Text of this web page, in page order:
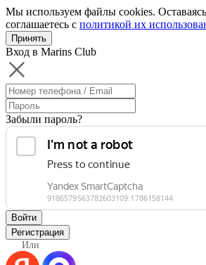
Мы используем файлы cookies.
соглашаетесь с политикой их
Принять
Вход в Marins Club
Забыли пароль?
Войти
Регистрация
Или